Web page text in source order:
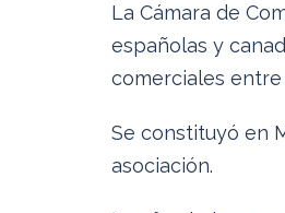
La Cámara de
españolas y
comerciales entre
Se constituyó en
asociación.